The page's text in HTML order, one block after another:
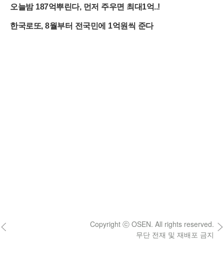
Copyright ⓒ OSEN. All rights reserved.
무단 전재 및 재배포 금지